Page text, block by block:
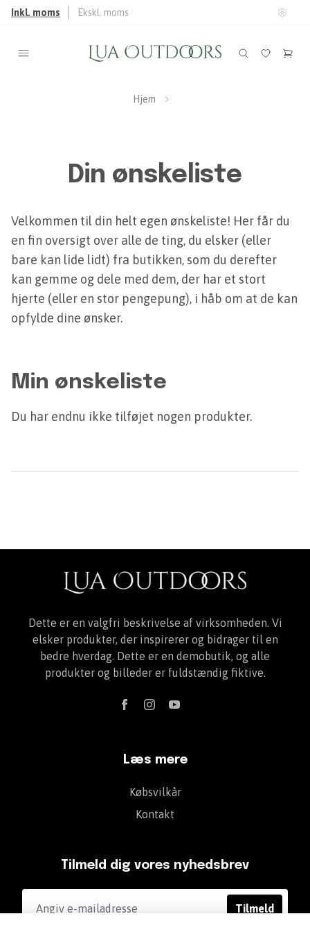
Inkl. moms Ekskl. moms
Hjem
Din ønskeliste
Velkommen til din helt egen ønskeliste! Her får du
en fin oversigt over alle de ting, du elsker (eller
bare kan lide lidt) fra butikken, som du derefter
kan gemme og dele med dem, der har et stort
hjerte (eller en stor pengepung), i håb om at de kan
opfylde dine ønsker.
Min ønskeliste
Du har endnu ikke tilføjet nogen produkter.
Dette er en valgfri beskrivelse af virksomheden. Vi
elsker produkter, der inspirerer og bidrager til en
bedre hverdag. Dette er en demobutik, og alle
produkter og billeder er fuldstændig fiktive.
Læs mere
Købsvilkår
Kontakt
Tilmeld dig vores nyhedsbrev
Tilmeld